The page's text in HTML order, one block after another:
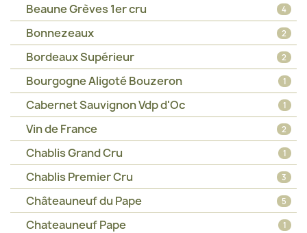
Beaune Grèves 1er cru 4
Bonnezeaux 2
Bordeaux Supérieur 2
Bourgogne Aligoté Bouzeron 1
Cabernet Sauvignon Vdp d'Oc 1
Vin de France 2
Chablis Grand Cru 1
Chablis Premier Cru 3
Châteauneuf du Pape 5
Chateauneuf Pape 1